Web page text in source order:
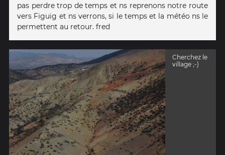
pas perdre trop de temps et ns reprenons notre route
vers Figuig et ns verrons, si le temps et la météo ns le
permettent au retour. fred
Cherchez le
village ;-)